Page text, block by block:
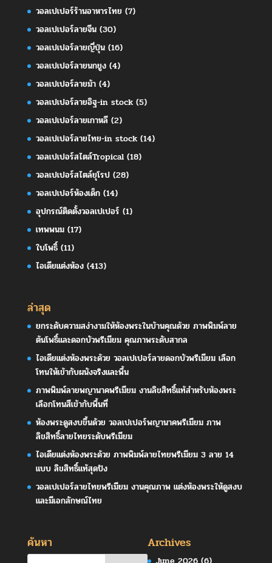
วอลเปเปอร์ร้านอาหารไทย (7)
วอลเปเปอร์ลายจีน(30)
วอลเปเปอร์ลายญี่ปุ่น(16)
วอลเปเปอร์ลายนกยูง(4)
วอลเปเปอร์ลายม้า(4)
วอลเปเปอร์ลายอิฐ-in stock(5)
วอลเปเปอร์ลายเกาหลี(2)
วอลเปเปอร์ลายไทย-in stock(14)
วอลเปเปอร์สไตล์Tropical(18)
วอลเปเปอร์สไตล์ยุโรป(28)
วอลเปเปอร์ห้องเด็ก(14)
อุปกรณ์ติดตั้งวอลเปเปอร์ (1)
เทพพนม(17)
ใบโพธิ์(11)
ไอเดียแต่งห้อง(413)
ล่าสุด
ยกระดับความสง่างามให้ห้องพระในบ้านคุณด้วย ภาพพิมพ์ลาย
ต้นโพธิ์และดอกบัวพรีเมียม คุณภาพระดับสากล
ไอเดียแต่งห้องพระด้วย วอลเปเปอร์ลายดอกบัวพรีเมียม เลือก
โทนให้เข้ากับผนังจริงและพื้น
ภาพพิมพ์ลายพญานาคพรีเมียม งานลิขสิทธิ์แท้สำหรับห้องพระ
เลือกโทนสีเข้ากับพื้นที่
ห้องพระดูสงบขึ้นด้วย วอลเปเปอร์พญานาคพรีเมียม ภาพ
ลิขสิทธิ์ลายไทยระดับพรีเมียม
ไอเดียแต่งห้องพระด้วย ภาพพิมพ์ลายไทยพรีเมียม 3 ลาย 14
แบบ ลิขสิทธิ์แท้สุดปัง
วอลเปเปอร์ลายไทยพรีเมียม งานคุณภาพ แต่งห้องพระให้ดูสงบ
และมีเอกลักษณ์ไทย
ค้นหา Archives